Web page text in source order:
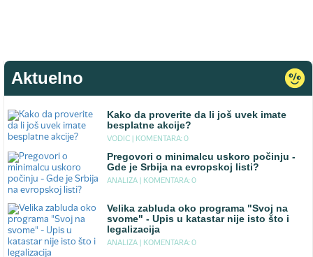
Aktuelno
Kako da proverite da li još uvek imate
besplatne akcije?
VODIC | KOMENTARA: 0
Pregovori o minimalcu uskoro počinju -
Gde je Srbija na evropskoj listi?
ANALIZA | KOMENTARA: 0
Velika zabluda oko programa "Svoj na
svome" - Upis u katastar nije isto što i
legalizacija
ANALIZA | KOMENTARA: 0